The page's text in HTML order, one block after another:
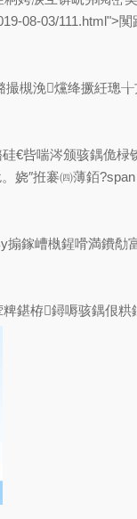
08-03/111.html">
槻浼爣绛撅紝璁
€呰喘涔颁骇鍝佹
″拰褰㈣薄銆
鎵嶆槸鍟嗗満鐨勪
鍖栫鐞嗕骇鍝佷